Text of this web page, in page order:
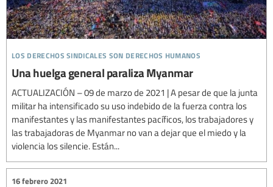
los derechos sindicales son derechos humanos
Una huelga general paraliza Myanmar
ACTUALIZACIÓN – 09 de marzo de 2021 | A pesar de que la junta
militar ha intensificado su uso indebido de la fuerza contra los
manifestantes y las manifestantes pacíficos, los trabajadores y
las trabajadoras de Myanmar no van a dejar que el miedo y la
violencia los silencie. Están...
16 febrero 2021